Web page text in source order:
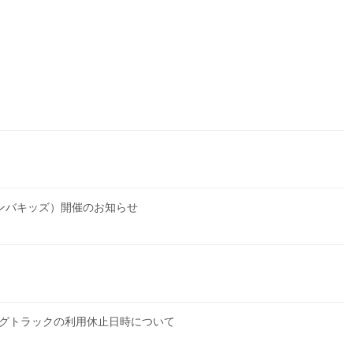
バキッズ）開催のお知らせ
トラックの利用休止日時について